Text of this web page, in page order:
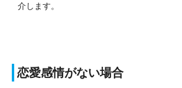
介します。
恋愛感情がない場合